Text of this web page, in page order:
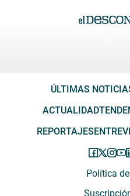
ÚLTIMAS
ACTUALIDAD
REPORTAJES
Política